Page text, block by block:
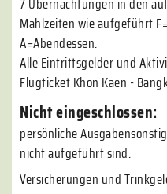
Mahlzeiten wie aufgeführt
A=Abendessen.
Alle Eintrittsgelder und
Flugticket Khon Kaen -
Nicht eingeschlossen:
persönliche
nicht aufgeführt sind.
Versicherungen und